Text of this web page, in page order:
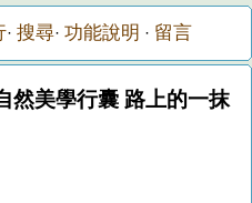
· 搜尋· 功能說明 · 留言
然美學行囊 路上的一抹